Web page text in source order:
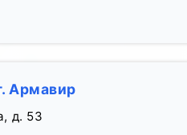
Армавир
д. 53